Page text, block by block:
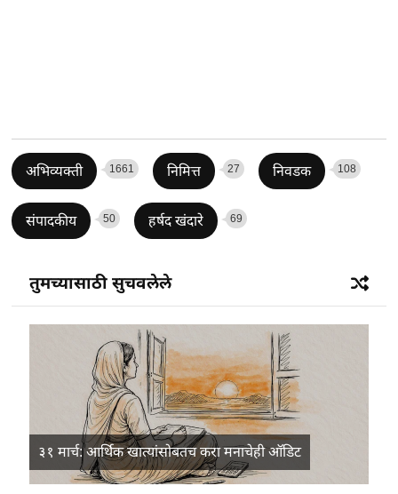
अभिव्यक्ती 1661 निमित्त 27 निवडक 108
संपादकीय 50 हर्षद खंदारे 69
तुमच्यासाठी सुचवलेले
३१ मार्च: आर्थिक खात्यांसोबतच करा मनाचेही ऑडिट